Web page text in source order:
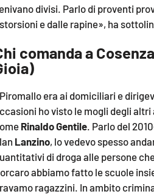
divisi. Parlo di proventi
e dalle rapine», ha
comanda a
era ai domiciliari e
ho visto le mogli degli altri
Rinaldo Gentile . Parlo del
Lanzino, lo vedevo spesso
di droga alle persone
abbiamo fatto le scuole
ragazzini. In ambito